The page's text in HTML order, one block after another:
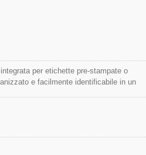
per etichette pre-stampate o
e facilmente identificabile in un